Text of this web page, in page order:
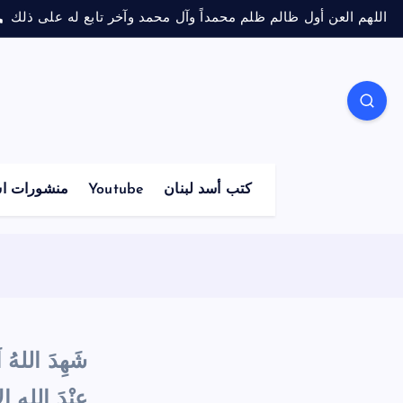
اللهم العن أول ظالم ظلم محمداً وآل محمد وآخر تابع له على ذلك
منشورات Youtube كتب أسد لبنان
شَهِدَ اللهُ